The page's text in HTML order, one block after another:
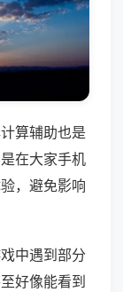
算辅助也是
在大家手机
，避免影响
中遇到部分
好像能看到